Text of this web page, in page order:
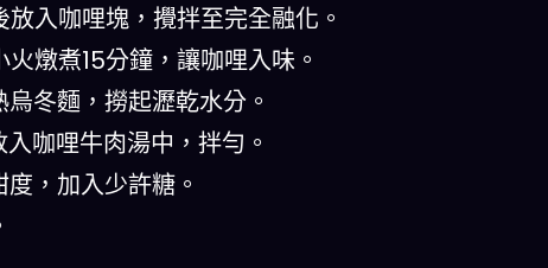
入咖哩塊，攪拌至完全融化。
燉煮15分鐘，讓咖哩入味。
冬麵，撈起瀝乾水分。
咖哩牛肉湯中，拌勻。
，加入少許糖。